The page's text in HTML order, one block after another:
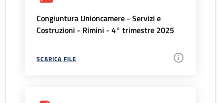
Congiuntura Unioncamere - Servizi e
Costruzioni - Rimini - 4° trimestre 2025
SCARICA FILE